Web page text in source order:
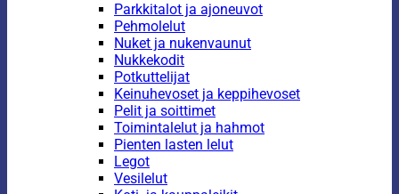
Parkkitalot ja ajoneuvot
Pehmolelut
Nuket ja nukenvaunut
Nukkekodit
Potkuttelijat
Keinuhevoset ja keppihevoset
Pelit ja soittimet
Toimintalelut ja hahmot
Pienten lasten lelut
Legot
Vesilelut